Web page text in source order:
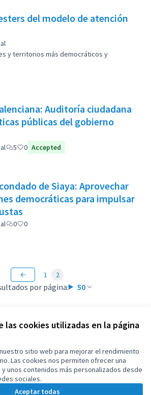
las cookies utilizadas en la página
sitio web para mejorar el rendimiento
Las cookies nos permiten ofrecer una
unos contenidos más personalizados desde
sociales.
Aceptar todas
del modelo de atención
y territorios más democráticos y
Auditoría ciudadana
públicas del gobierno
5 0 Accepted
de Siaya: Aprovechar
democráticas para impulsar
0 0
por página: 50
1 2
uso
la langueElegir el idioma